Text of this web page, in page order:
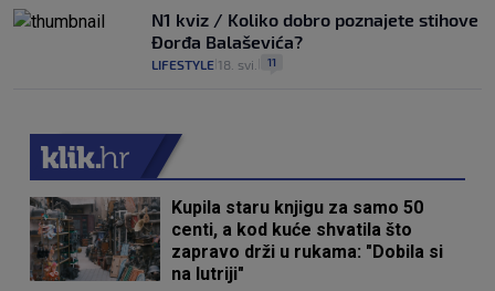
N1 kviz / Koliko dobro poznajete stihove
Đorđa Balaševića?
LIFESTYLE 18. svi. 11
Kupila staru knjigu za samo 50
centi, a kod kuće shvatila što
zapravo drži u rukama: "Dobila si
na lutriji"